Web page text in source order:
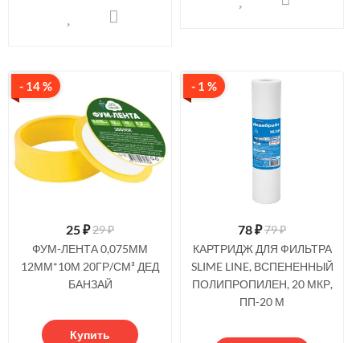
- 14 %
25₽29 ₽
ФУМ-ЛЕНТА 0,075ММ
12ММ*10М 20ГР/СМ³ ДЕД
БАНЗАЙ
Купить
- 1 %
78₽79 ₽
КАРТРИДЖ ДЛЯ ФИЛЬТРА
SLIME LINE, ВСПЕНЕННЫЙ
ПОЛИПРОПИЛЕН, 20 МКР,
ПП-20 М